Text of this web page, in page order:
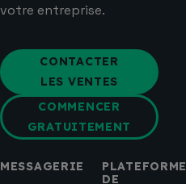
votre entreprise.
CONTACTER
LES VENTES
COMMENCER
GRATUITEMENT
MESSAGERIE
PLATEFORME
DE